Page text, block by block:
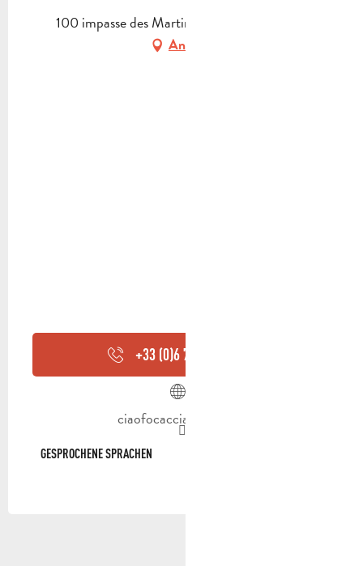
100 impasse des Martinets, 13400 Aubagne
Anfahrt
+33 (0)6 76 32 64
ciaofocaccia.dishop.co
GESPROCHENE SPRACHEN
GESPROCHENE SPRACHEN